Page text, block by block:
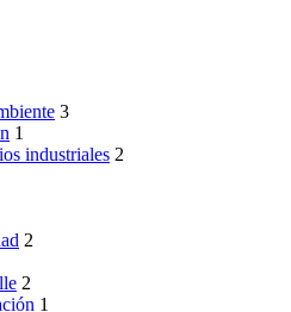
3
1
industriales 2
2
2
1